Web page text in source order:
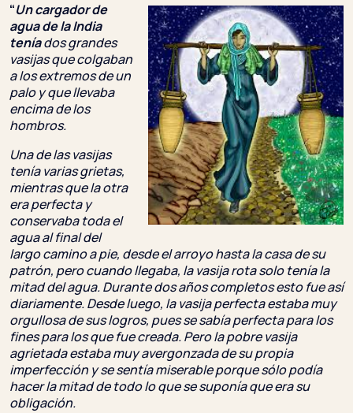
“Un cargador de
agua de la India
teníados grandes
vasijas que colgaban
alos extremos de un
palo y que llevaba
encima de los
hombros.
Una de las vasijas
tenía varias grietas,
mientras que la otra
era perfecta y
conservabatoda el
agua al final del
largo camino a pie, desde el arroyo hasta la casa de su
patrón, pero cuando llegaba, la vasija rota solo tenía la
mitad del agua. Durante dos años completos esto fue así
diariamente. Desde luego, la vasija perfecta estaba muy
orgullosa de sus logros, pues se sabía perfecta para los
fines para los que fue creada. Pero la pobre vasija
agrietada estaba muy avergonzada de su propia
imperfección y se sentía miserable porque sólo podía
hacer la mitad de todo lo que se suponía que era su
obligación.